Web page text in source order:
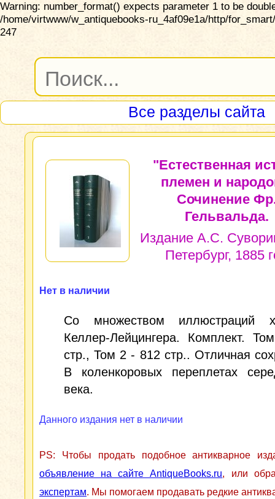
Warning: number_format() expects parameter 1 to be
/home/virtwww/w_antiquebooks-ru_4af09e1a/http/
247
Все разделы сайта
"Естественная
племен и
Сочинение
Гельвальда.
Издание А.С.
Петербург, 1885
Нет в наличии
Со множеством иллюстраций
Келлер-Лейцингера. Комплект.
стр., Том 2 - 812 стр.. Отличная
В коленкоровых переплетах
века.
Данного издания нет в наличии
PS: Чтобы продать подобное антикварное
объявление на сайте AntiqueBooks.ru, или
экспертам. Мы помогаем продавать редкие